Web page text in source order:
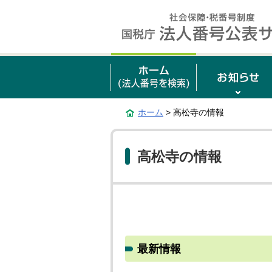
ホーム > 高松寺の情報
高松寺の情報
最新情報